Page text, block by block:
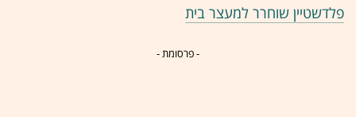
פלדשטיין שוחרר למעצר בית
- פרסומת -